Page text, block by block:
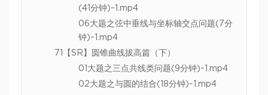
(41分钟)~1.mp4
06大题之弦中垂线与坐标轴交点问题(7分
钟)~1.mp4
71【SR】圆锥曲线拔高篇（下）
01大题之三点共线类问题(9分钟)~1.mp4
02大题之与圆的结合(18分钟)~1.mp4